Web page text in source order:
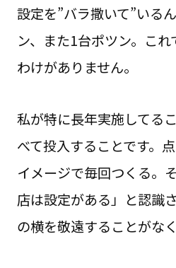
設定を”バラ撒いて”いる
ン、また1台ポツン。こ
わけがありません。
私が特に長年実施してる
べて投入することです。
イメージで毎回つくる。
店は設定がある」と認識
の横を敬遠することがな